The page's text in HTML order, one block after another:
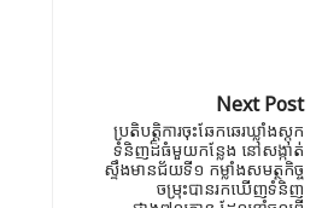
Next Post
ប្រតិបត្តិការចុះឆែកឆេរឃ្លាំងស្តុក
ទំនិញដ៏ធំមួយកន្លែង នៅសង្កាត់
ស្ទឹងមានជ័យទី១ កម្លាំងសមត្ថកិច្ច
ចម្រុះបានរកឃើញទំនិញ